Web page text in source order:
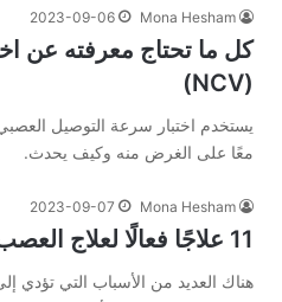
Mona Hesham
2023-09-06
كل ما تحتاج معرفته عن
(NCV)
يستخدم اختبار سرعة التوصيل
معًا على الغرض منه وكيف يحدث.
Mona Hesham
2023-09-07
11 علاجًا فعالًا لعلاج العصب المضغوط وأسبابه وأعراضه
هناك العديد من الأسباب التي